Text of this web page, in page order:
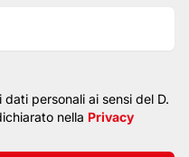
personali ai sensi del D.
nella Privacy